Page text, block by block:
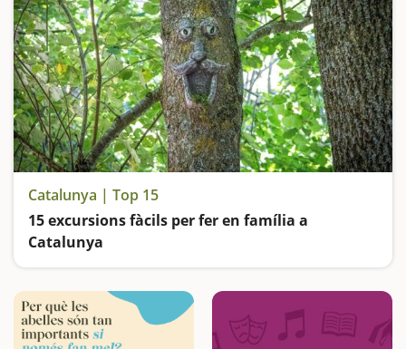
Catalunya | Top 15
15 excursions fàcils per fer en família a
Catalunya